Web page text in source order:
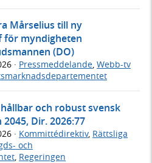
Mårselius till ny
för myndigheten
(DO)
· Pressmeddelande, Webb-tv
och robust svensk
Dir. 2026:77
· Kommittédirektiv, Rättsliga
och
Regeringen